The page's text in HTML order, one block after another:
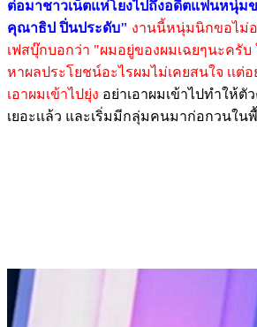
ต่อมาชาวเน็ตแห่โยงไปถึงอดีตแฟนหนุ่ม
คุณาธิป ปิ่นประดับ" งานนี้หนุ่มนิกขอไม่
เฟสบุ๊กบอกว่า "ผมอยู่ของผมเฉยๆนะครับ
หาผลประโยชน์อะไรผมไม่เคยสนใจ เเต่
เอาผมเข้าไปยุ่ง อย่าเอาผมเข้าไปทำให้ตั
เยอะเเล้ว และเริ่มมีกลุ่มคนมาก่อกวนใ